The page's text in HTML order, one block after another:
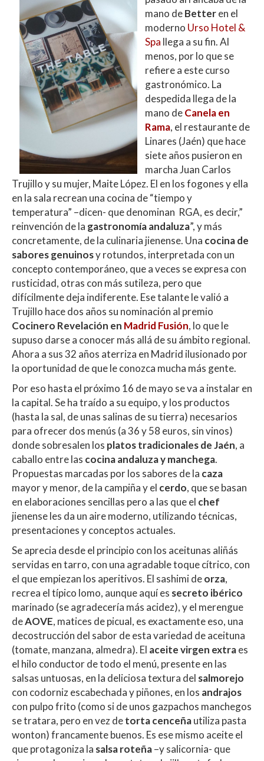
A
p
p
o
o
k
ar
ti
r
mano deBetteren el
moderno Urso Hotel &
Spa llega a su fin. Al
menos, por lo que se
refiere a este curso
gastronómico. La
despedida llega de la
mano deCanela en
Rama, el restaurante de
Linares (Jaén) que hace
siete años pusieron en
marcha Juan Carlos
Trujillo y su mujer, Maite López. El en los fogones y ella
en la sala recrean una cocina de “tiempo y
temperatura” –dicen- que denominan RGA, es decir,”
reinvención de la gastronomía andaluza”, y más
concretamente, de la culinaria jienense. Una cocina de
sabores genuinosy rotundos, interpretada con un
concepto contemporáneo, que a veces se expresa con
rusticidad, otras con más sutileza, pero que
difícilmente deja indiferente. Ese talante le valió a
Trujillo hace dos años su nominación al premio
Cocinero Revelación en Madrid Fusión, lo que le
supuso darse a conocer más allá de su ámbito regional.
Ahora a sus 32 años aterriza en Madrid ilusionado por
la oportunidad de que le conozca mucha más gente.
Por eso hasta el próximo 16 de mayo se va a instalar en
la capital. Se ha traído a su equipo, y los productos
(hasta la sal, de unas salinas de su tierra) necesarios
para ofrecer dos menús (a 36 y 58 euros, sin vinos)
donde sobresalen los platos tradicionales de Jaén, a
caballo entre las cocina andaluza y manchega.
Propuestas marcadas por los sabores de la caza
mayor y menor, de la campiña y el cerdo, que se basan
en elaboraciones sencillas pero a las que el chef
jienense les da un aire moderno, utilizando técnicas,
presentaciones y conceptos actuales.
Se aprecia desde el principio con los aceitunas aliñás
servidas en tarro, con una agradable toque cítrico, con
el que empiezan los aperitivos. El sashimi deorza,
recrea el típico lomo, aunque aquí es secreto ibérico
marinado (se agradecería más acidez), y el merengue
deAOVE, matices de picual, es exactamente eso, una
decostrucción del sabor de esta variedad de aceituna
(tomate, manzana, almedra). El aceite virgen extraes
el hilo conductor de todo el menú, presente en las
salsas untuosas, en la deliciosa textura del salmorejo
con codorniz escabechada y piñones, en los andrajos
con pulpo frito (como si de unos gazpachos manchegos
se tratara, pero en vez detorta cenceñautiliza pasta
wonton) francamente buenos. Es ese mismo aceite el
que protagoniza la salsa roteña–y salicornia- que